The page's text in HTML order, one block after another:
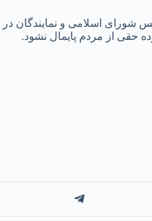
حقی از مردم پایمال نشود.